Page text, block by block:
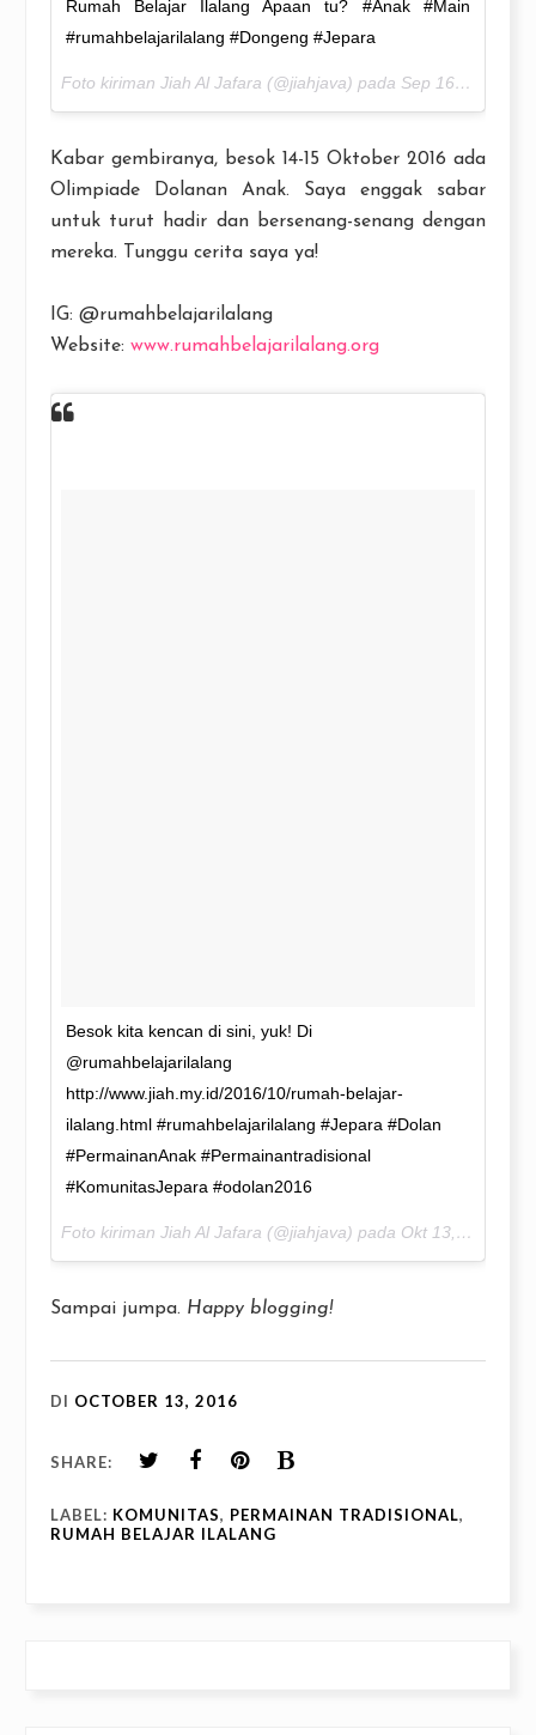
Rumah Belajar Ilalang Apaan tu? #Anak #Main
#rumahbelajarilalang #Dongeng #Jepara
Foto kiriman Jiah Al Jafara (@jiahjava) pada Sep 16, 2016 pada 4:11 PDT
Kabar gembiranya, besok 14-15 Oktober 2016 ada
Olimpiade Dolanan Anak. Saya enggak sabar
untuk turut hadir dan bersenang-senang dengan
mereka. Tunggu cerita saya ya!
IG: @rumahbelajarilalang
Website: www.rumahbelajarilalang.org
Besok kita kencan di sini, yuk! Di
@rumahbelajarilalang
http://www.jiah.my.id/2016/10/rumah-belajar-
ilalang.html #rumahbelajarilalang #Jepara #Dolan
#PermainanAnak #Permainantradisional
#KomunitasJepara #odolan2016
Foto kiriman Jiah Al Jafara (@jiahjava) pada Okt 13, 2016 pada 6:46 PDT
Sampai jumpa. Happy blogging!
DI OCTOBER 13, 2016
SHARE:
LABEL: KOMUNITAS, PERMAINAN TRADISIONAL,
RUMAH BELAJAR ILALANG